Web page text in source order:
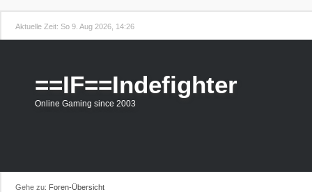
Aktuelle Zeit: So 9. Aug 2026, 14:26
==IF==Indefighter
Online Gaming since 2003
Gehe zu: Foren-Übersicht